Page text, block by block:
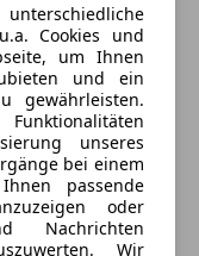
Cookies und
um Ihnen
und ein
gewährleisten.
unseres
bei einem
passende
oder
Nachrichten
Wir